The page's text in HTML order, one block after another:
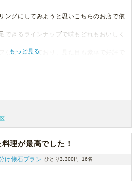
ングにしてみようと思いこちらのお店で依
できるラインナップで味もどれもおいしく
なども入っており、見た目も豪華で好評で
もっと見る
理が最高でした！
け懐石プラン ひとり3,300円 16名